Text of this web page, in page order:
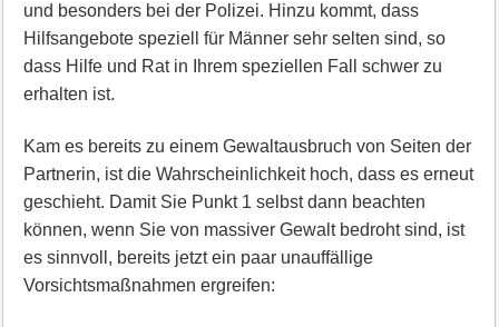
und besonders bei der Polizei. Hinzu kommt, dass
Hilfsangebote speziell für Männer sehr selten sind, so
dass Hilfe und Rat in Ihrem speziellen Fall schwer zu
erhalten ist.
Kam es bereits zu einem Gewaltausbruch von Seiten der
Partnerin, ist die Wahrscheinlichkeit hoch, dass es erneut
geschieht. Damit Sie Punkt 1 selbst dann beachten
können, wenn Sie von massiver Gewalt bedroht sind, ist
es sinnvoll, bereits jetzt ein paar unauffällige
Vorsichtsmaßnahmen ergreifen: